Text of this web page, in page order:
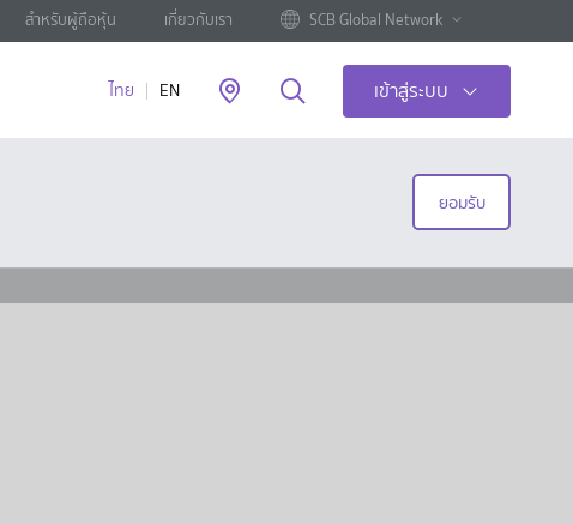
สำหรับผู้ถือหุ้น เกี่ยวกับเรา SCB Global Network
ไทย EN เข้าสู่ระบบ
ยอมรับ